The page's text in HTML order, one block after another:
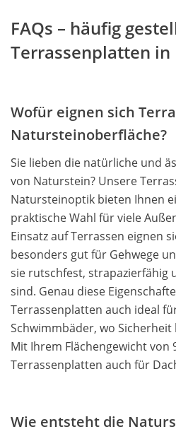
FAQs – häufig
Terrassenplatten
Wofür eignen sich
Natursteinoberfläche?
Sie lieben die natürliche und
von Naturstein? Unsere
Natursteinoptik bieten Ihnen
praktische Wahl für viele
Einsatz auf Terrassen eignen
besonders gut für Gehwege
sie rutschfest, strapazierfähig
sind. Genau diese
Terrassenplatten auch ideal
Schwimmbäder, wo
Mit Ihrem Flächengewicht von
Terrassenplatten auch für
Wie entsteht die